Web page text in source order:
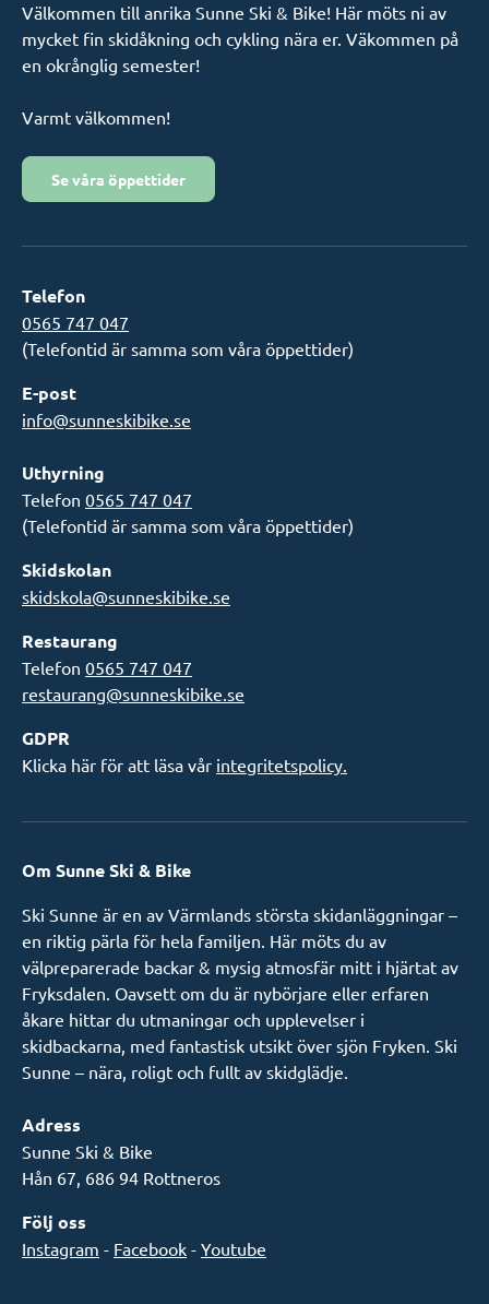
Välkommen till anrika Sunne Ski & Bike! Här möts ni av
mycket fin skidåkning och cykling nära er. Väkommen på
en okrånglig semester!
Varmt välkommen!
Se våra öppettider
Telefon
0565 747 047
(Telefontid är samma som våra öppettider)
E-post
info@sunneskibike.se
Uthyrning
Telefon 0565 747 047
(Telefontid är samma som våra öppettider)
Skidskolan
skidskola@sunneskibike.se
Restaurang
Telefon 0565 747 047
restaurang@sunneskibike.se
GDPR
Klicka här för att läsa vår integritetspolicy.
Om Sunne Ski & Bike
Ski Sunne är en av Värmlands största skidanläggningar –
en riktig pärla för hela familjen. Här möts du av
välpreparerade backar & mysig atmosfär mitt i hjärtat av
Fryksdalen. Oavsett om du är nybörjare eller erfaren
åkare hittar du utmaningar och upplevelser i
skidbackarna, med fantastisk utsikt över sjön Fryken. Ski
Sunne – nära, roligt och fullt av skidglädje.
Adress
Sunne Ski & Bike
Hån 67, 686 94 Rottneros
Följ oss
Instagram - Facebook - Youtube